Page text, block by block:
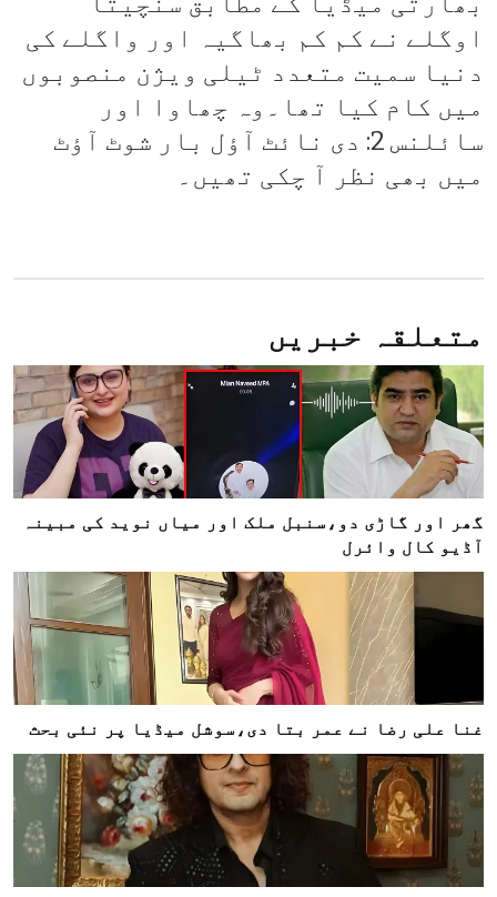
اوگلے نے کم کم بھاگیہ اور واگلے کی
دنیا سمیت متعدد ٹیلی ویژن منصوبوں
میں کام کیا تھا۔وہ چھاوا اور
سائلنس 2: دی نائٹ آؤل بار شوٹ آؤٹ
میں بھی نظر آ چکی تھیں۔
متعلقہ خبریں
گھر اور گاڑی دو،سنبل ملک اور میاں نوید کی مبینہ
آڈیو کال وائرل
غنا علی رضا نے عمر بتا دی،سوشل میڈیا پر نئی بحث